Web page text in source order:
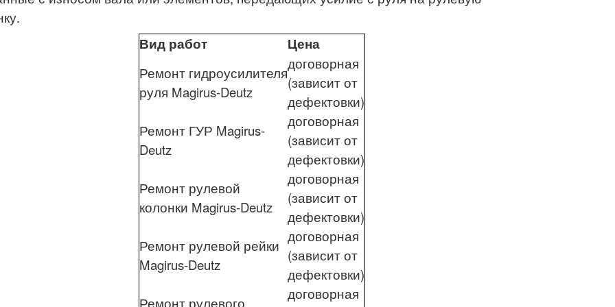
Вид работ Цена
Ремонт гидроусилителя
руля Magirus-Deutz
договорная
(зависит от
дефектовки)
Ремонт ГУР Magirus-
Deutz
договорная
(зависит от
дефектовки)
Ремонт рулевой
колонки Magirus-Deutz
договорная
(зависит от
дефектовки)
Ремонт рулевой рейки
Magirus-Deutz
договорная
(зависит от
дефектовки)
Ремонт рулевого
договорная